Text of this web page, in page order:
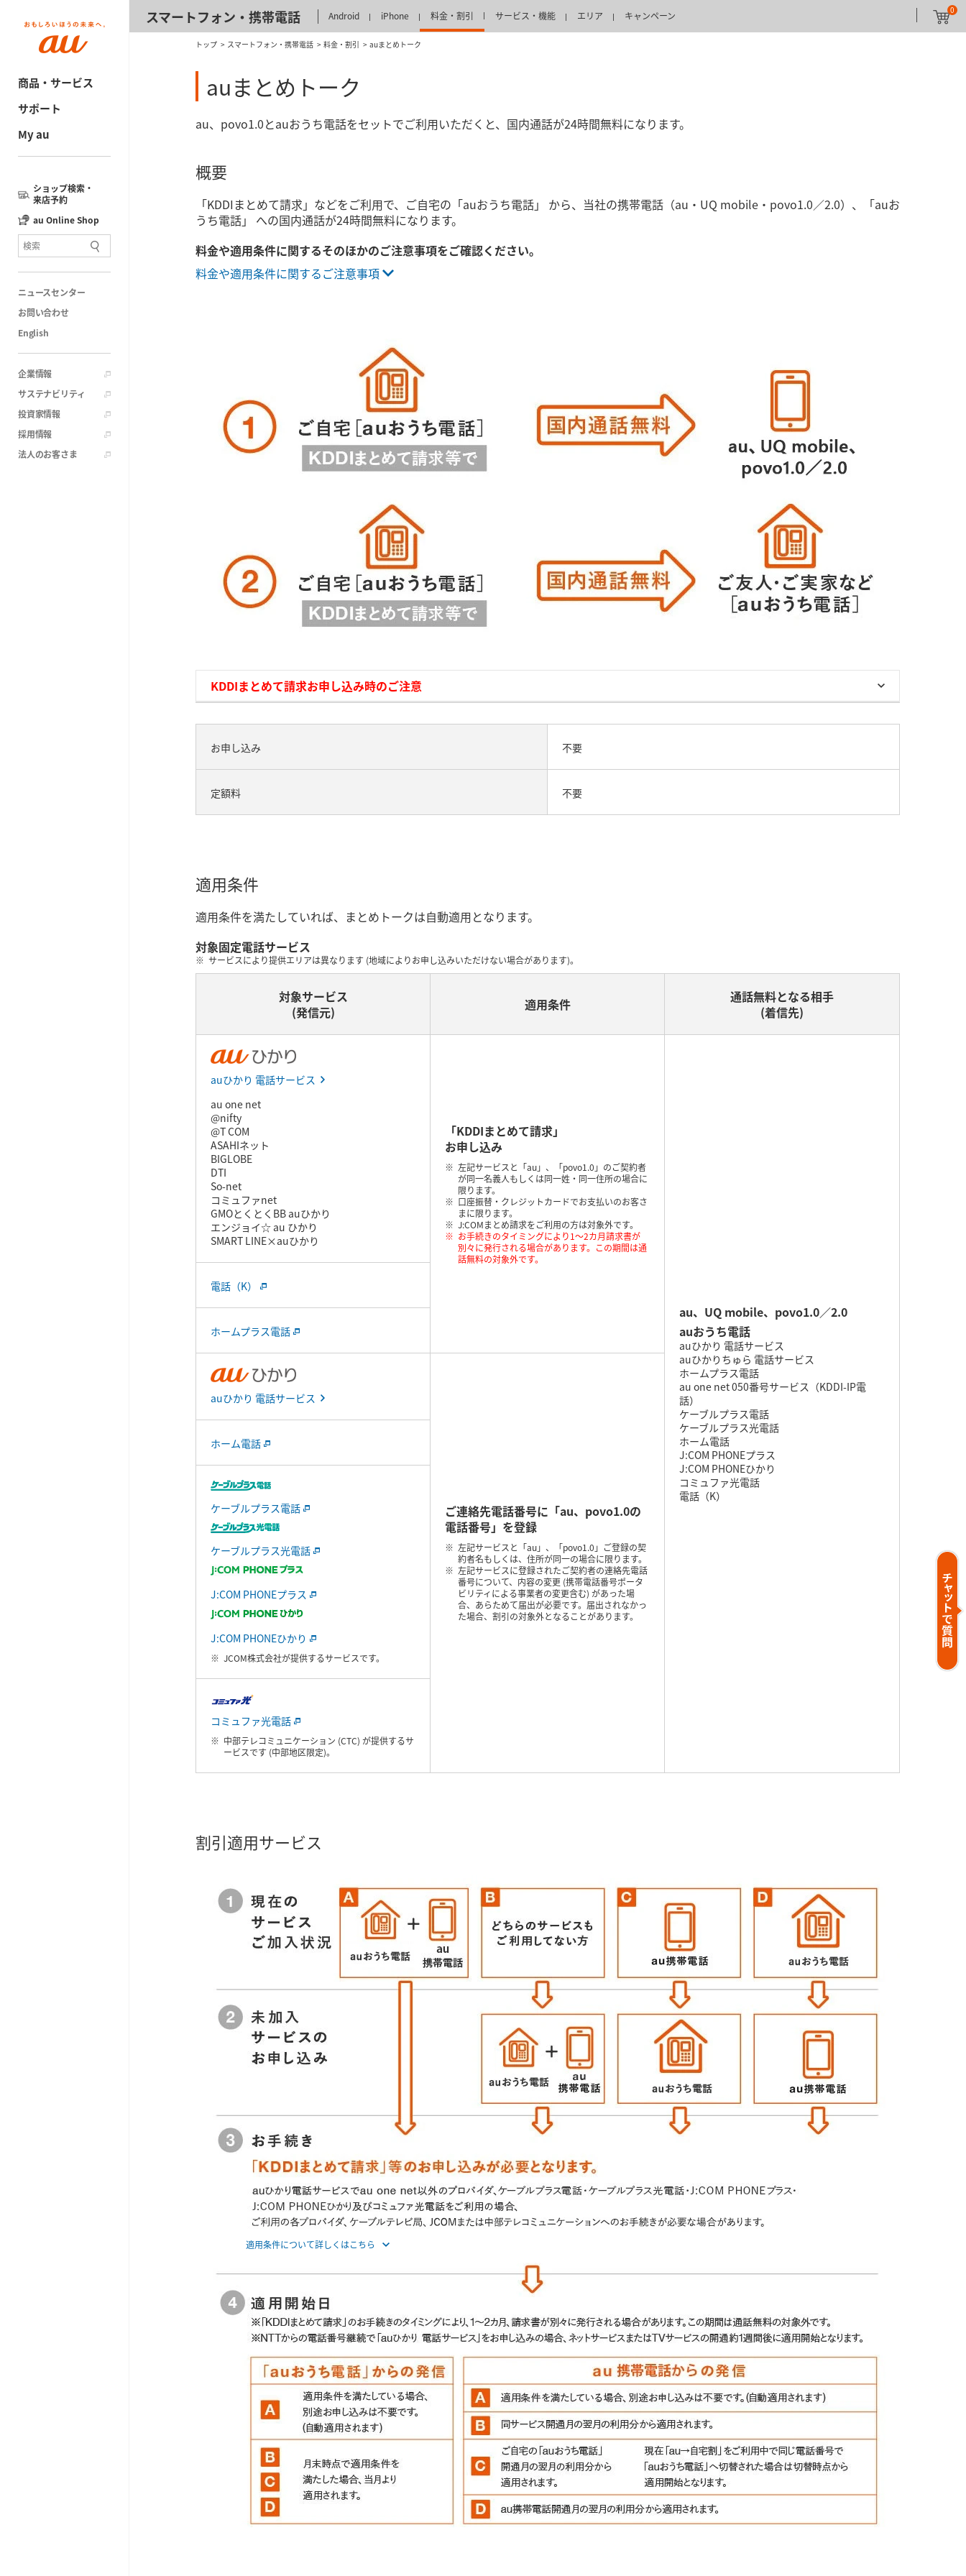
商品・サービス
サポート
My au
ショップ検索・
来店予約
au Online Shop
ニュースセンター
お問い合わせ
English
企業情報
サステナビリティ
投資家情報
採用情報
法人のお客さま
スマートフォン・携帯電話 Android iPhone 料金・割引 サービス・機能 エリア キャンペーン 0
トップ スマートフォン・携帯電話 料金・割引 auまとめトーク
auまとめトーク
au、povo1.0とauおうち電話をセットでご利用いただくと、国内通話が24時間無料になります。
概要
「KDDIまとめて請求」などをご利用で、ご自宅の「auおうち電話」 から、当社の携帯電話（au・UQ mobile・povo1.0／2.0）、「auお
うち電話」 への国内通話が24時間無料になります。
料金や適用条件に関するそのほかのご注意事項をご確認ください。
料金や適用条件に関するご注意事項
KDDIまとめて請求お申し込み時のご注意
お申し込み 不要
定額料 不要
適用条件
適用条件を満たしていれば、まとめトークは自動適用となります。
対象固定電話サービス
サービスにより提供エリアは異なります (地域によりお申し込みいただけない場合があります)。
対象サービス
(発信元)
適用条件
通話無料となる相手
(着信先)
auひかり 電話サービス
au one net
@nifty
@T COM
ASAHIネット
BIGLOBE
DTI
So-net
コミュファnet
GMOとくとくBB auひかり
エンジョイ☆ au ひかり
SMART LINE×auひかり
「KDDIまとめて請求」
お申し込み
左記サービスと「au」、「povo1.0」のご契約者
が同一名義人もしくは同一姓・同一住所の場合に
限ります。
口座振替・クレジットカードでお支払いのお客さ
まに限ります。
J:COMまとめ請求をご利用の方は対象外です。
お手続きのタイミングにより1～2カ月請求書が
別々に発行される場合があります。この期間は通
話無料の対象外です。
au、UQ mobile、povo1.0／2.0
auおうち電話
auひかり 電話サービス
auひかりちゅら 電話サービス
ホームプラス電話
au one net 050番号サービス（KDDI-IP電
話）
ケーブルプラス電話
ケーブルプラス光電話
ホーム電話
J:COM PHONEプラス
J:COM PHONEひかり
コミュファ光電話
電話（K）
電話（K）
ホームプラス電話
auひかり 電話サービス
ご連絡先電話番号に 「au、povo1.0の
電話番号」を登録
左記サービスと「au」、「povo1.0」ご登録の契
約者名もしくは、住所が同一の場合に限ります。
左記サービスに登録されたご契約者の連絡先電話
番号について、内容の変更 (携帯電話番号ポータ
ビリティによる事業者の変更含む) があった場
合、あらためて届出が必要です。届出されなかっ
た場合、割引の対象外となることがあります。
ホーム電話
ケーブルプラス電話
ケーブルプラス光電話
J:COM PHONEプラス
J:COM PHONEひかり
JCOM株式会社が提供するサービスです。
コミュファ光電話
中部テレコミュニケーション (CTC) が提供するサ
ービスです (中部地区限定)。
割引適用サービス
適用条件について詳しくはこちら